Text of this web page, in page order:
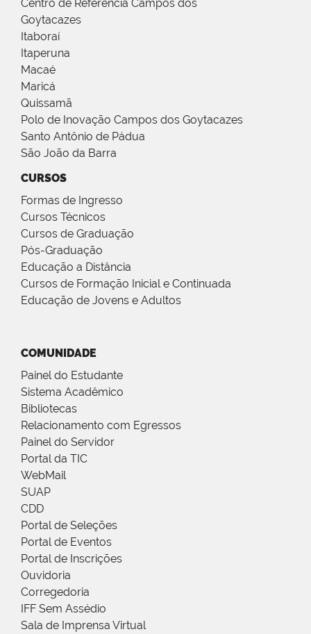
Centro de Referência Campos dos
Goytacazes
Itaboraí
Itaperuna
Macaé
Maricá
Quissamã
Polo de Inovação Campos dos Goytacazes
Santo Antônio de Pádua
São João da Barra
CURSOS
Formas de Ingresso
Cursos Técnicos
Cursos de Graduação
Pós-Graduação
Educação a Distância
Cursos de Formação Inicial e Continuada
Educação de Jovens e Adultos
COMUNIDADE
Painel do Estudante
Sistema Acadêmico
Bibliotecas
Relacionamento com Egressos
Painel do Servidor
Portal da TIC
WebMail
SUAP
CDD
Portal de Seleções
Portal de Eventos
Portal de Inscrições
Ouvidoria
Corregedoria
IFF Sem Assédio
Sala de Imprensa Virtual